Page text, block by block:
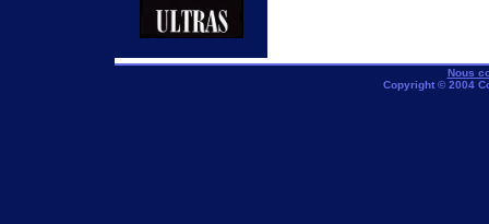
Nous
Copyright © 2004